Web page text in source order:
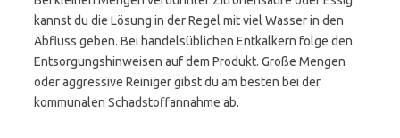
kannst du die Lösung in der Regel mit viel Wasser in den
Abfluss geben. Bei handelsüblichen Entkalkern folge den
Entsorgungshinweisen auf dem Produkt. Große Mengen
oder aggressive Reiniger gibst du am besten bei der
kommunalen Schadstoffannahme ab.